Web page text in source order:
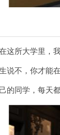
这所大学里，
说不，你才能
的同学，每天